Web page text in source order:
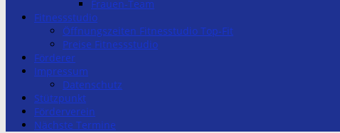
Frauen-Team
Fitnessstudio
Öffnungszeiten Fitnesstudio Top-Fit
Preise Fitnessstudio
Förderer
Impressum
Datenschutz
Stützpunkt
Förderverein
Nächste Termine